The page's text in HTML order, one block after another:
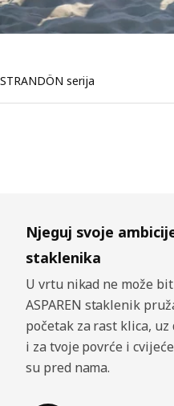
STRANDÖN serija
Njeguj svoje
staklenika
U vrtu nikad ne može
ASPAREN staklenik
početak za rast klica,
i za tvoje povrće i
su pred nama.